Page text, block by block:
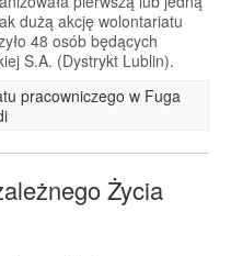
dużą akcję wolontariatu
48 osób będących
S.A. (Dystrykt Lublin).
pracowniczego w Fuga
Życia